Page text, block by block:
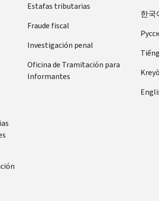
Estafas tributarias
Fraude fiscal
Investigación penal
Oficina de Tramitación para
Informantes
한국